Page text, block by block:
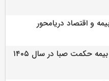
و اقتصاد دریامحور
پازل موفقیت شرکت بیمه حکمت صبا در سال ۱۴۰۵